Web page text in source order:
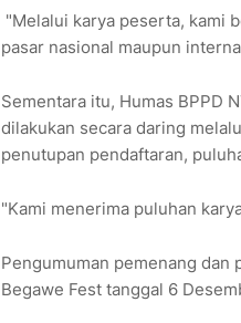
"Melalui karya peserta, kami
pasar nasional maupun
Sementara itu, Humas BPPD
dilakukan secara daring
penutupan pendaftaran,
"Kami menerima puluhan
Pengumuman pemenang dan
Begawe Fest tanggal 6